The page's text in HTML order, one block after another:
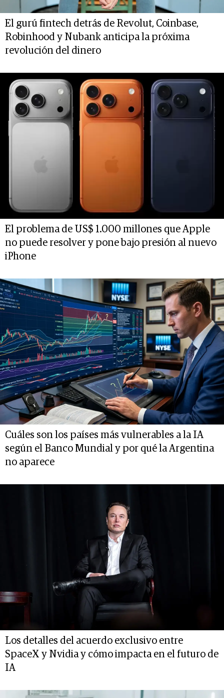
El gurú fintech detrás de Revolut, Coinbase,
Robinhood y Nubank anticipa la próxima
revolución del dinero
El problema de US$ 1.000 millones que Apple
no puede resolver y pone bajo presión al nuevo
iPhone
Cuáles son los países más vulnerables a la IA
según el Banco Mundial y por qué la Argentina
no aparece
Los detalles del acuerdo exclusivo entre
SpaceX y Nvidia y cómo impacta en el futuro de
IA